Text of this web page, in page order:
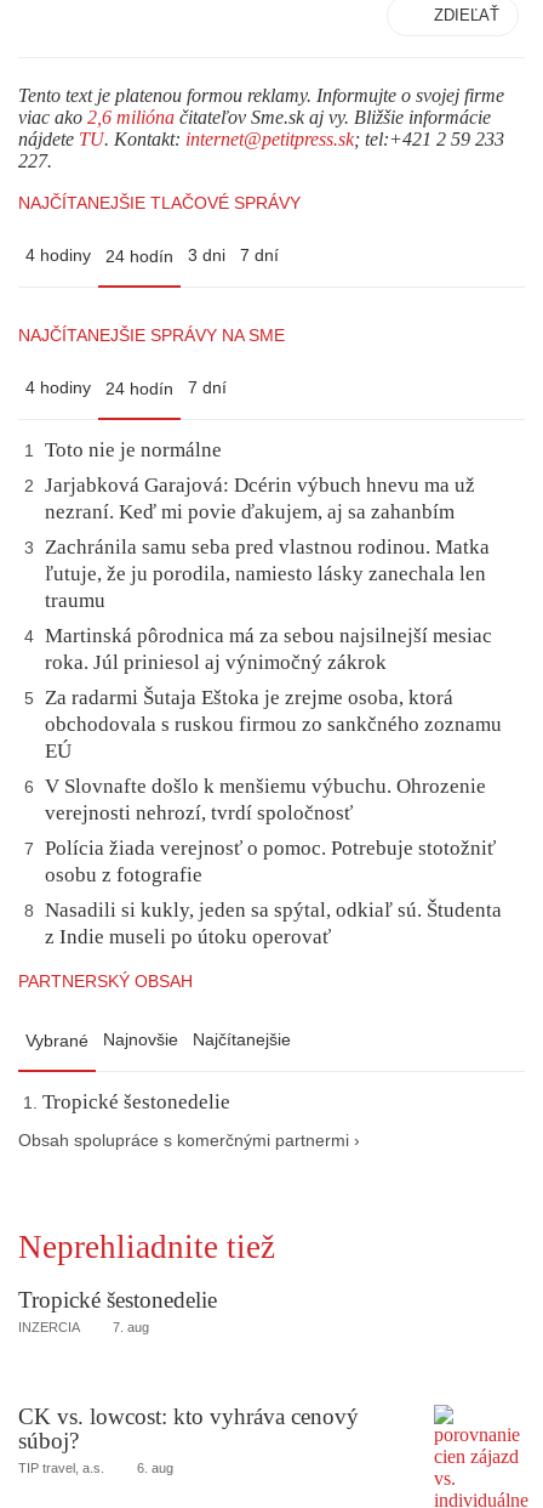
ZDIEĽAŤ
Tento text je platenou formou reklamy. Informujte o svojej firme
viac ako 2,6 milióna čitateľov Sme.sk aj vy. Bližšie informácie
nájdete TU. Kontakt: internet@petitpress.sk; tel:+421 2 59 233
227.
NAJČÍTANEJŠIE TLAČOVÉ SPRÁVY
4 hodiny 24 hodín 3 dni 7 dní
NAJČÍTANEJŠIE SPRÁVY NA SME
4 hodiny 24 hodín 7 dní
1 Toto nie je normálne
2
Jarjabková Garajová: Dcérin výbuch hnevu ma už
nezraní. Keď mi povie ďakujem, aj sa zahanbím
3
Zachránila samu seba pred vlastnou rodinou. Matka
ľutuje, že ju porodila, namiesto lásky zanechala len
traumu
4 Martinská pôrodnica má za sebou najsilnejší mesiac
roka. Júl priniesol aj výnimočný zákrok
5
Za radarmi Šutaja Eštoka je zrejme osoba, ktorá
obchodovala s ruskou firmou zo sankčného zoznamu
EÚ
6
V Slovnafte došlo k menšiemu výbuchu. Ohrozenie
verejnosti nehrozí, tvrdí spoločnosť
7
Polícia žiada verejnosť o pomoc. Potrebuje stotožniť
osobu z fotografie
8
Nasadili si kukly, jeden sa spýtal, odkiaľ sú. Študenta
z Indie museli po útoku operovať
PARTNERSKÝ OBSAH
Vybrané Najnovšie Najčítanejšie
Tropické šestonedelie
Obsah spolupráce s komerčnými partnermi ›
Neprehliadnite tiež
Tropické šestonedelie
INZERCIA 7. aug
CK vs. lowcost: kto vyhráva cenový
súboj?
TIP travel, a.s. 6. aug